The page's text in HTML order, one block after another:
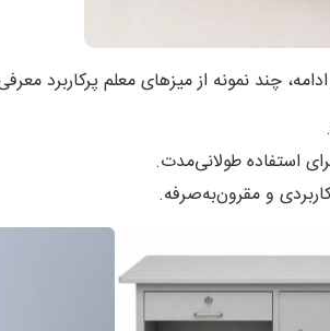
چند نمونه از میزهای معلم پرکاربرد
استفاده طولانی‌مدت.
و مقرون‌به‌صرفه.